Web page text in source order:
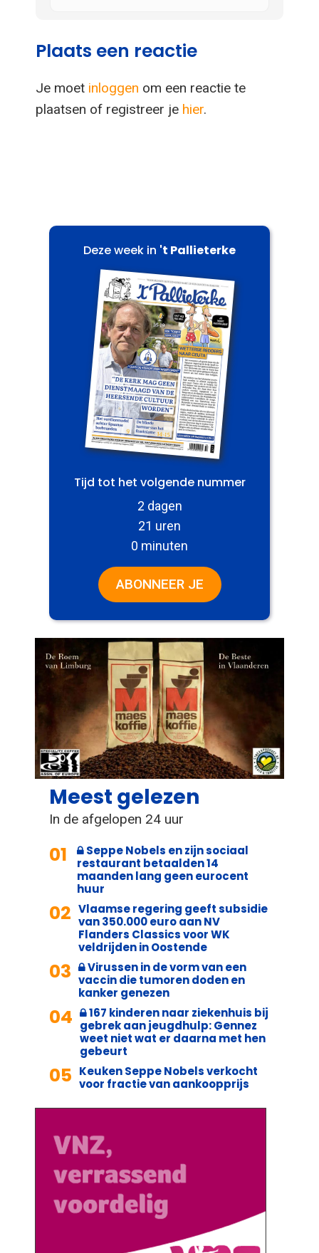
Plaats een reactie
Je moet inloggen om een reactie te
plaatsen of registreer je hier.
Deze week in 't Pallieterke
Tijd tot het volgende nummer
2 dagen
21 uren
0 minuten
ABONNEER JE
Meest gelezen
In de afgelopen 24 uur
01
Seppe Nobels en zijn sociaal
restaurant betaalden 14
maanden lang geen eurocent
huur
02 Vlaamse regering geeft subsidie
van 350.000 euro aan NV
Flanders Classics voor WK
veldrijden in Oostende
03
Virussen in de vorm van een
vaccin die tumoren doden en
kanker genezen
04
167 kinderen naar ziekenhuis bij
gebrek aan jeugdhulp: Gennez
weet niet wat er daarna met hen
gebeurt
05 Keuken Seppe Nobels verkocht
voor fractie van aankoopprijs